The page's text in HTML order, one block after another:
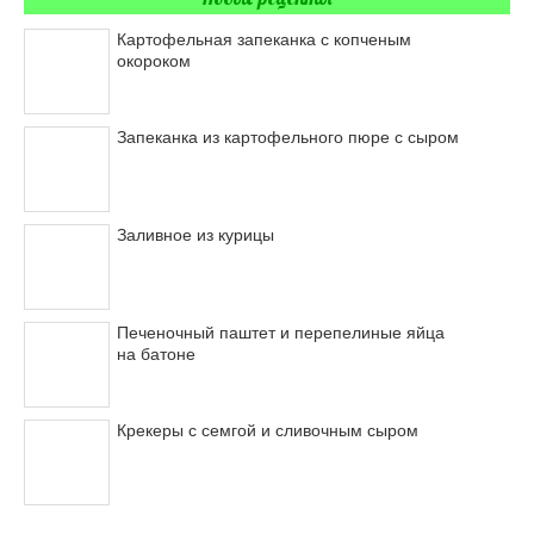
Картофельная запеканка с копченым
окороком
Запеканка из картофельного пюре с сыром
Заливное из курицы
Печеночный паштет и перепелиные яйца
на батоне
Крекеры с семгой и сливочным сыром